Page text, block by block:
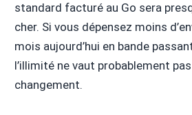
standard facturé au Go sera
cher. Si vous dépensez moins
mois aujourd’hui en bande
l’illimité ne vaut probablement
changement.